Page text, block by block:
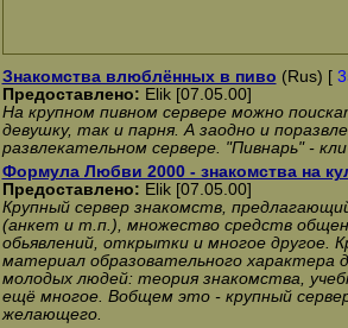
Знакомства влюблённых в пиво (Rus) [
Предоставлено: Elik [07.05.00]
На крупном пивном сервере можно
девушку, так и парня. А заодно и
развлекательном сервере. "Пивнарь" -
Формула Любви 2000 - знакомства на
Предоставлено: Elik [07.05.00]
Крупный сервер знакомств,
(анкет и т.п.), множество средств
обьявлений, открытки и многое другое.
материал образовательного характера
молодых людей: теория знакомства,
ещё многое. Вобщем это - крупный
желающего.